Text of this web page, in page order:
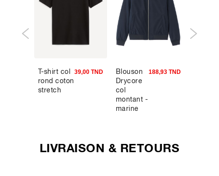
T-shirt col
rond coton
stretch
39,00 TND
Blouson
Drycore
col
montant -
marine
188,93 TND
LIVRAISON & RETOURS